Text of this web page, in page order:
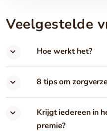
Veelgestelde
Hoe werkt het?
8 tips om
Krijgt iedereen in
premie?